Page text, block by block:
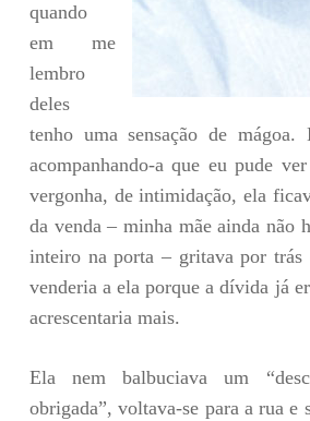
quando
em me
lembro
deles
tenho uma sensação de mágoa.
acompanhando-a que eu pude
vergonha, de intimidação, ela
da venda – minha mãe ainda não
inteiro na porta – gritava por trás
venderia a ela porque a dívida já
acrescentaria mais.
Ela nem balbuciava um
obrigada”, voltava-se para a rua e